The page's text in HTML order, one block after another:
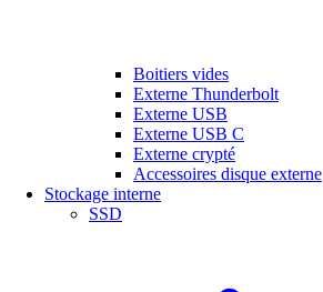
Boitiers vides
Externe Thunderbolt
Externe USB
Externe USB C
Externe crypté
Accessoires disque externe
Stockage interne
SSD